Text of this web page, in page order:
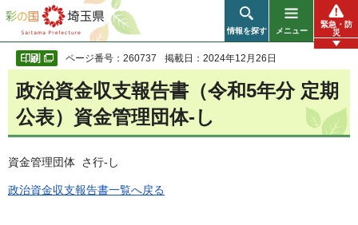
彩の国 埼玉県
情報を探す メニュー
緊急・防
災
ページ番号：260737 掲載日：2024年12月26日
政治資金収支報告書（令和5年分 定期
公表）資金管理団体-し
資金管理団体 さ行-し
政治資金収支報告書一覧へ戻る